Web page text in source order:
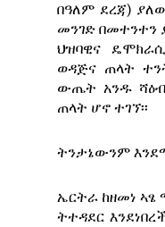
በዓለም ደረጃ)
መንገድ በመተንተን
ህዝባዊና
ወዳጅና ጠላት
ውጤት አንዱ
ጠላት ሆኖ ተገኘ፡፡
ትንታኔውንም
ኤርትራ ከዘመነ ኣፄ
ትተዳደር